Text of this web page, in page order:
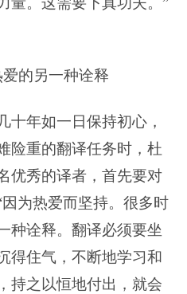
的另一种诠释
十年如一日保持初心，
险重的翻译任务时，杜
优秀的译者，首先要对
为热爱而坚持。很多时
种诠释。翻译必须要坐
得住气，不断地学习和
持之以恒地付出，就会